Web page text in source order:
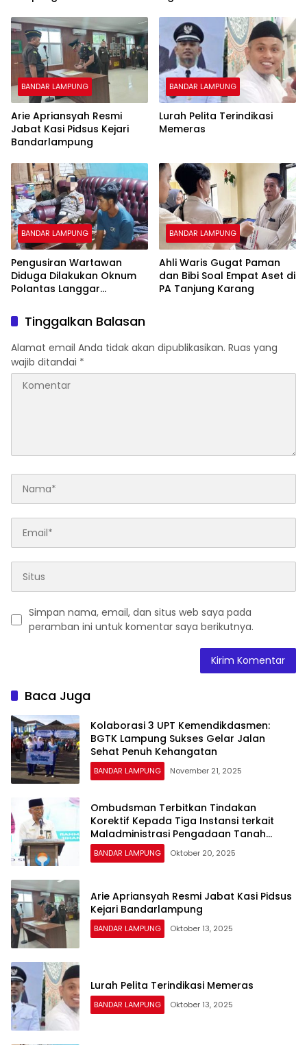
Kehangatan
Pengadaan Tanah Jalan
Tol
BANDAR LAMPUNG
Arie Apriansyah Resmi
Jabat Kasi Pidsus Kejari
Bandarlampung
BANDAR LAMPUNG
Lurah Pelita Terindikasi
Memeras
BANDAR LAMPUNG
Pengusiran Wartawan
Diduga Dilakukan Oknum
Polantas Langgar
BANDAR LAMPUNG
Ahli Waris Gugat Paman
dan Bibi Soal Empat Aset di
PA Tanjung Karang
Tinggalkan Balasan
Alamat email Anda tidak akan dipublikasikan. Ruas yang
wajib ditandai *
Simpan nama, email, dan situs web saya pada
peramban ini untuk komentar saya berikutnya.
Baca Juga
Kolaborasi 3 UPT Kemendikdasmen:
BGTK Lampung Sukses Gelar Jalan
Sehat Penuh Kehangatan
BANDAR LAMPUNG November 21, 2025
Ombudsman Terbitkan Tindakan
Korektif Kepada Tiga Instansi terkait
Maladministrasi Pengadaan Tanah
Jalan Tol
BANDAR LAMPUNG Oktober 20, 2025
Arie Apriansyah Resmi Jabat Kasi Pidsus
Kejari Bandarlampung
BANDAR LAMPUNG Oktober 13, 2025
Lurah Pelita Terindikasi Memeras
BANDAR LAMPUNG Oktober 13, 2025